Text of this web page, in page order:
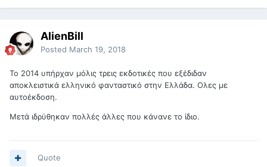
AlienBill
Posted March 19, 2018
Το 2014 υπήρχαν μόλις τρεις εκδοτικές που εξέδιδαν
αποκλειστικά ελληνικό φανταστικό στην Ελλάδα. Ολες με
αυτοέκδοση.
Μετά ιδρύθηκαν πολλές άλλες που κάνανε το ίδιο.
Quote